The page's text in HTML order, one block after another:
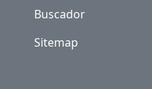
Buscador
Sitemap